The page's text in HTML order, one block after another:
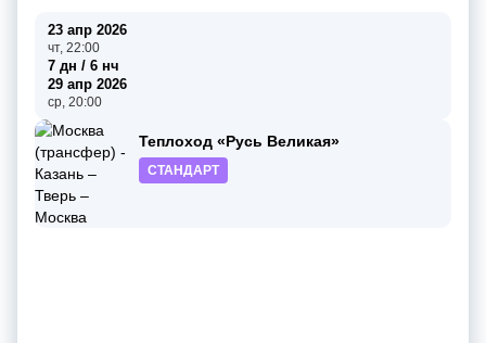
23 апр 2026
чт, 22:00
7 дн / 6 нч
29 апр 2026
ср, 20:00
Теплоход «Русь Великая»
СТАНДАРТ